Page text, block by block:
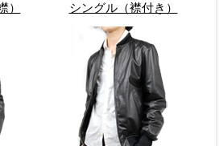
） シングル（襟付き）